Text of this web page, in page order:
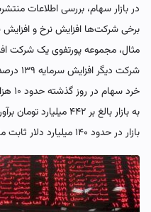
در بازار سهام، بررسی اطلاعات
برخی شرکت‌ها افزایش نرخ و افزایش
شرکت
خرد
به بازار بالغ بر ۴۴۲
بازار در حدود ۱۴۰ میلیارد دلار ثابت مانده و نوسان محسوسی نداشته است.